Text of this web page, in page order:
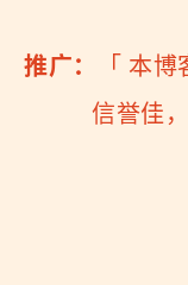
推广： 「 本博
信誉佳